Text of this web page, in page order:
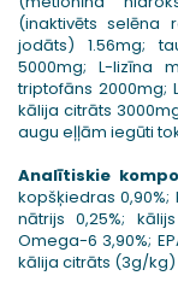
(inaktivēts selēna
jodāts) 1.56mg;
5000mg; L-lizīna
triptofāns 2000mg;
kālija citrāts
augu eļļām iegūti
Analītiskie
kopšķiedras 0,90%;
nātrijs 0,25%;
Omega-6 3,90%;
kālija citrāts (3g/kg)